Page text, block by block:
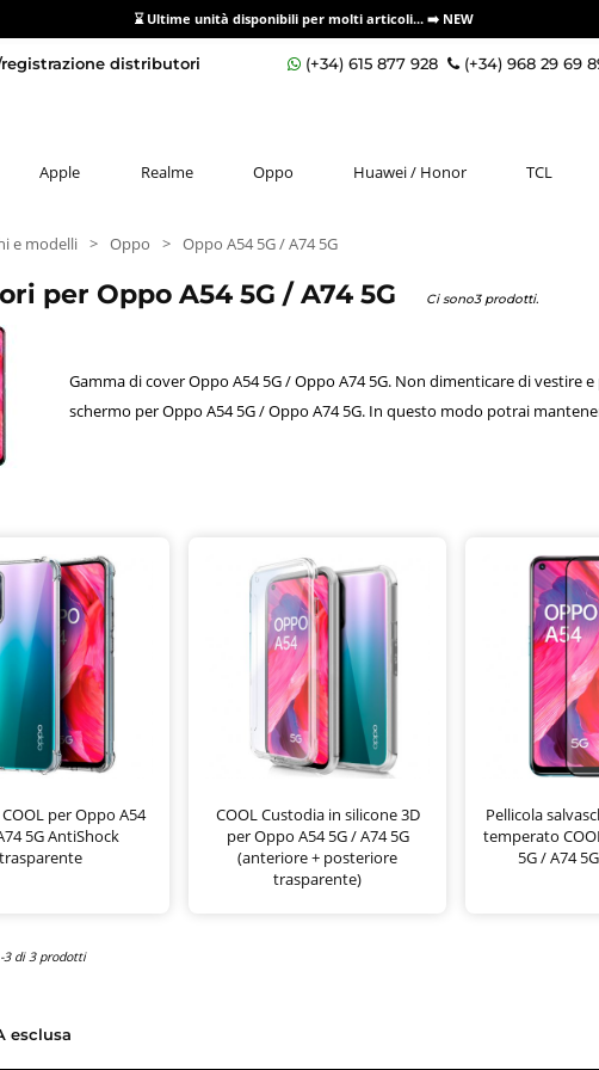
⌛ Ultime unità disponibili per molti articoli... ➡️ NEW
distributori (+34) 615 877 928 (+34) 968 29 69
Apple Realme Oppo Huawei / Honor TCL
e modelli > Oppo > Oppo A54 5G / A74 5G
per Oppo A54 5G / A74 5G Ci sono3 prodotti.
Gamma di cover Oppo A54 5G / Oppo A74 5G. Non dimenticare di
schermo per Oppo A54 5G / Oppo A74 5G. In questo modo potrai
per Oppo A54
5G AntiShock
trasparente
COOL Custodia in silicone 3D
per Oppo A54 5G / A74 5G
(anteriore + posteriore
trasparente)
Pellicola
temperato
5G / A74
3 di 3 prodotti
esclusa